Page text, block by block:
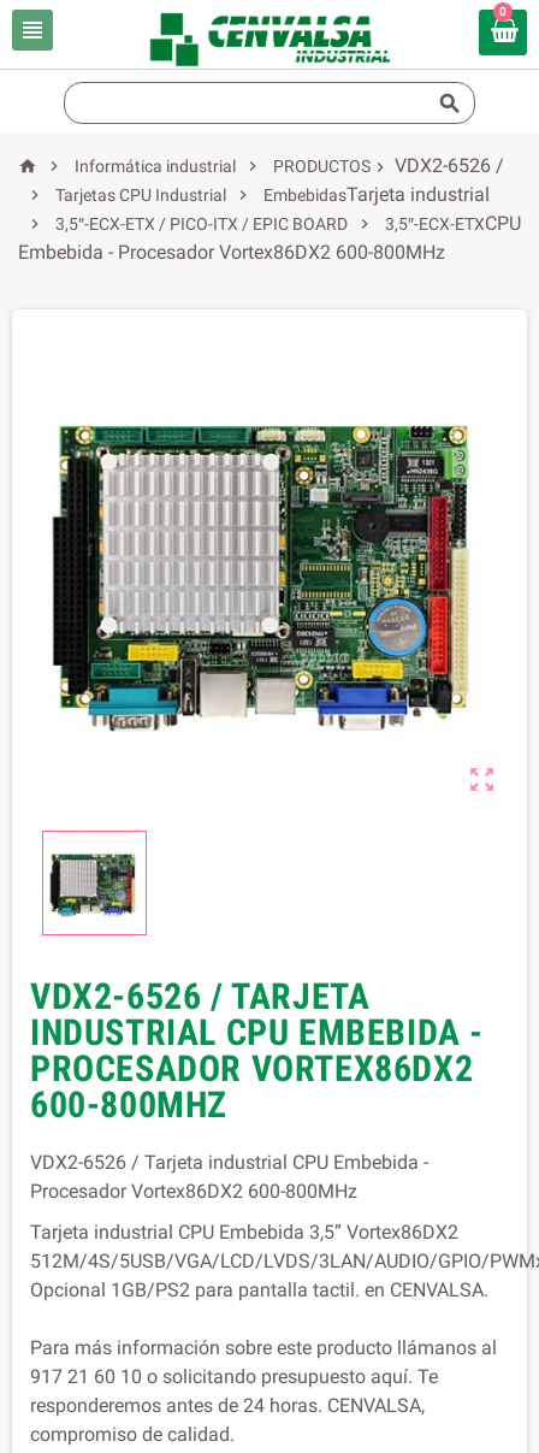

0

  Informática industrial 
PRODUCTOS

Tarjetas CPU Industrial 
Embebidas

3,5″-ECX-ETX / PICO-ITX / EPIC BOARD  3,5″-ECX-ETX
 VDX2-6526 /
Tarjeta industrial
CPU
Embebida - Procesador Vortex86DX2 600-800MHz

VDX2-6526 / TARJETA
INDUSTRIAL CPU EMBEBIDA -
PROCESADOR VORTEX86DX2
600-800MHZ
VDX2-6526 / Tarjeta industrial CPU Embebida -
Procesador Vortex86DX2 600-800MHz
Tarjeta industrial CPU Embebida 3,5” Vortex86DX2
512M/4S/5USB/VGA/LCD/LVDS/3LAN/AUDIO/GPIO/
Opcional 1GB/PS2 para pantalla tactil. en CENVALSA.
Para más información sobre este producto llámanos al
917 21 60 10 o solicitando presupuesto aquí. Te
responderemos antes de 24 horas. CENVALSA,
compromiso de calidad.